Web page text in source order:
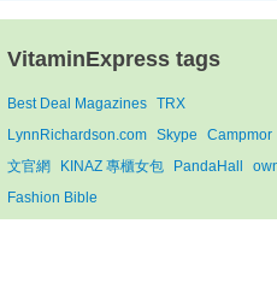
VitaminExpress tags
Best Deal Magazines TRX
LynnRichardson.com Skype Campmor
文官網
KINAZ 專櫃女包 PandaHall
Fashion Bible